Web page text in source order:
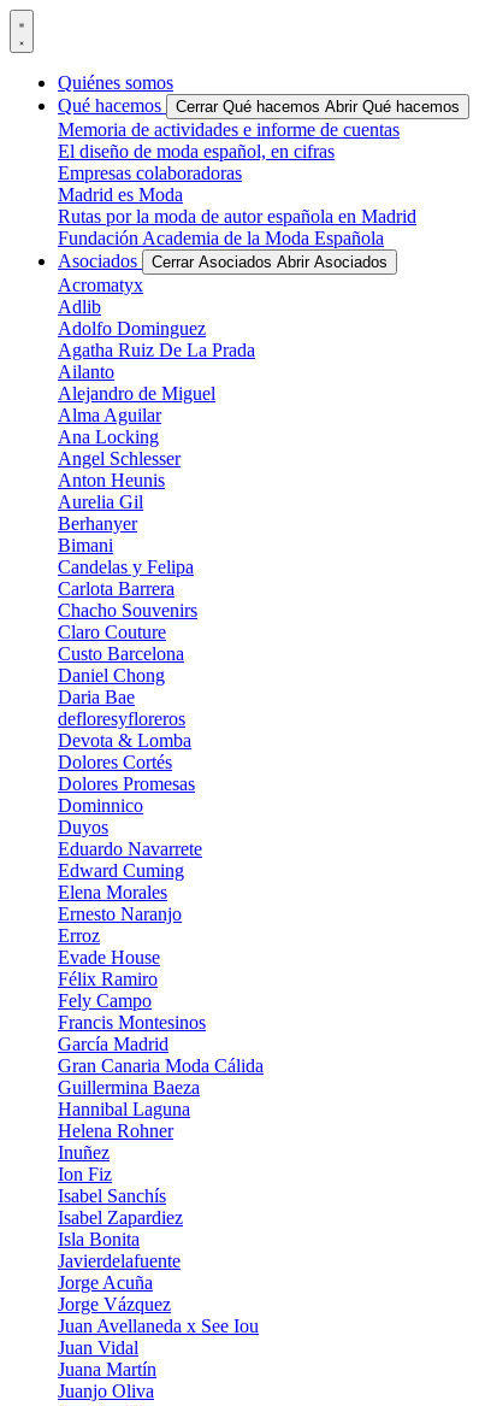
Ir
al
Quiénes somos
Qué hacemos
Cerrar Qué hacemos Abrir Qué hacemos
Memoria de actividades e informe de cuentas
El diseño de moda español, en cifras
Empresas colaboradoras
Madrid es Moda
Rutas por la moda de autor española en Madrid
Fundación Academia de la Moda Española
Asociados
Cerrar Asociados Abrir Asociados
Acromatyx
Adlib
Adolfo Dominguez
Agatha Ruiz De La Prada
Ailanto
Alejandro de Miguel
Alma Aguilar
Ana Locking
Angel Schlesser
Anton Heunis
Aurelia Gil
Berhanyer
Bimani
Candelas y Felipa
Carlota Barrera
Chacho Souvenirs
Claro Couture
Custo Barcelona
Daniel Chong
Daria Bae
defloresyfloreros
Devota & Lomba
Dolores Cortés
Dolores Promesas
Dominnico
Duyos
Eduardo Navarrete
Edward Cuming
Elena Morales
Ernesto Naranjo
Erroz
Evade House
Félix Ramiro
Fely Campo
Francis Montesinos
García Madrid
Gran Canaria Moda Cálida
Guillermina Baeza
Hannibal Laguna
Helena Rohner
Inuñez
Ion Fiz
Isabel Sanchís
Isabel Zapardiez
Isla Bonita
Javierdelafuente
Jorge Acuña
Jorge Vázquez
Juan Avellaneda x See Iou
Juan Vidal
Juana Martín
Juanjo Oliva